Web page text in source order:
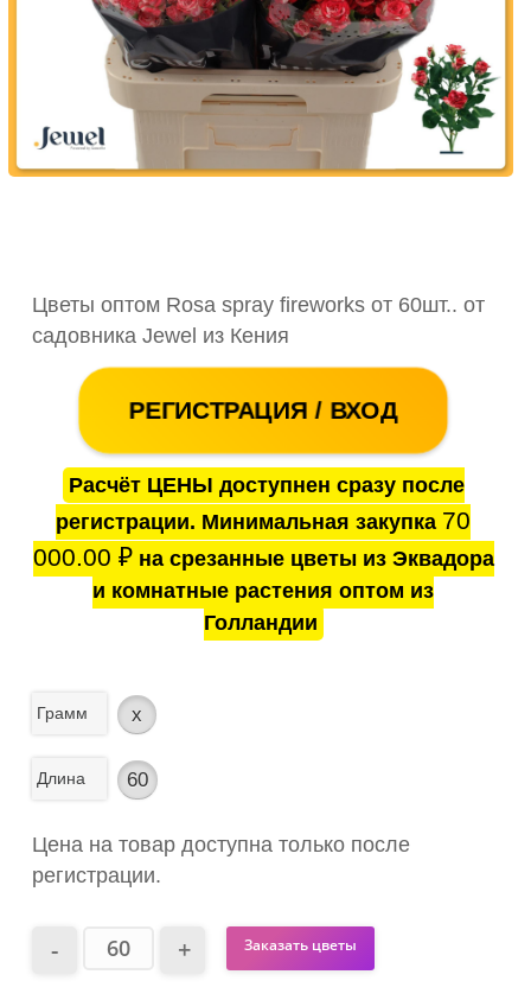
Цветы оптом Rosa spray fireworks от 60шт.. от
садовника Jewel из Кения
РЕГИСТРАЦИЯ / ВХОД
Расчёт ЦЕНЫ доступнен сразу после
регистрации. Минимальная закупка 70
000.00 ₽на срезанные цветы из Эквадора
и комнатные растения оптом из
Голландии
Грамм x
Длина 60
Цена на товар доступна только после
регистрации.
Заказать цветы